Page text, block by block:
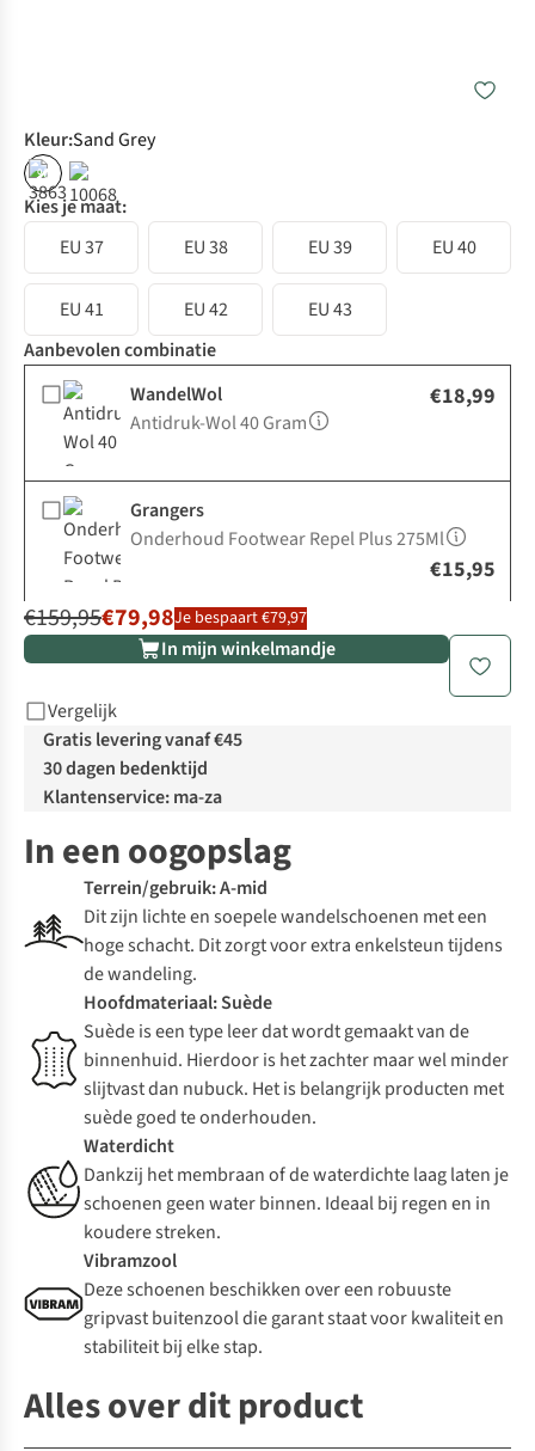
Kleur:Sand Grey
%
Kies je maat:
EU 37
EU 38 EU 39 EU 40
EU 41 EU 42
EU 43
Aanbevolen combinatie
WandelWol
Antidruk-Wol 40 Gram
€18,99
Grangers
Onderhoud Footwear Repel Plus 275Ml
€15,95
€159,95€79,98Je bespaart €79,97
In mijn winkelmandje
Vergelijk
Gratis levering vanaf €45
30 dagen bedenktijd
Klantenservice: ma-za
In een oogopslag
Terrein/gebruik: A-mid
Dit zijn lichte en soepele wandelschoenen met een
hoge schacht. Dit zorgt voor extra enkelsteun tijdens
de wandeling.
Hoofdmateriaal: Suède
Suède is een type leer dat wordt gemaakt van de
binnenhuid. Hierdoor is het zachter maar wel minder
slijtvast dan nubuck. Het is belangrijk producten met
suède goed te onderhouden.
Waterdicht
Dankzij het membraan of de waterdichte laag laten je
schoenen geen water binnen. Ideaal bij regen en in
koudere streken.
Vibramzool
Deze schoenen beschikken over een robuuste
gripvast buitenzool die garant staat voor kwaliteit en
stabiliteit bij elke stap.
Alles over dit product